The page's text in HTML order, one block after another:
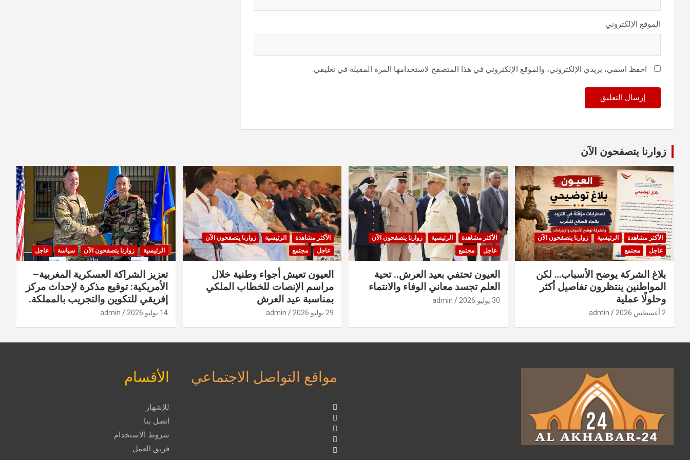
الموقع الإلكتروني
احفظ اسمي، بريدي الإلكتروني، والموقع الإلكتروني في هذا المتصفح لاستخدامها المرة المقبلة في تعليقي.
زوارنا يتصفحون الآن
الأكثر مشاهدة الرئيسية
زوارنا يتصفحون الآن
عاجل
مجتمع
بلاغ الشركة يوضح الأسباب… لكن
المواطنين ينتظرون تفاصيل أكثر
وحلولًا عملية
2 أغسطس 2026 admin
الأكثر مشاهدة الرئيسية
زوارنا يتصفحون الآن
عاجل
مجتمع
العيون تحتفي بعيد العرش.. تحية
العلم تجسد معاني الوفاء والانتماء
30 يوليو 2026 admin
الأكثر مشاهدة الرئيسية
زوارنا يتصفحون الآن
عاجل
مجتمع
العيون تعيش أجواء وطنية خلال
مراسم الإنصات للخطاب الملكي
بمناسبة عيد العرش
29 يوليو 2026 admin
الرئيسية زوارنا يتصفحون الآن سياسة عاجل
تعزيز الشراكة العسكرية المغربية–
الأمريكية: توقيع مذكرة لإحداث مركز
إفريقي للتكوين والتجريب بالمملكة.
14 يوليو 2026 admin
مواقع التواصل الاجتماعي الأقسام
للإشهار
اتصل بنا
شروط الاستخدام
فريق العمل